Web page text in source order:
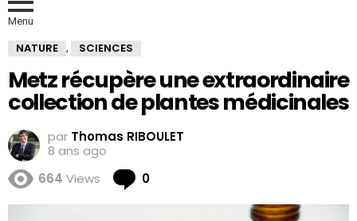
Menu
NATURE , SCIENCES
Metz récupère une extraordinaire
collection de plantes médicinales
par Thomas RIBOULET
8 ans ago
664 Views 0